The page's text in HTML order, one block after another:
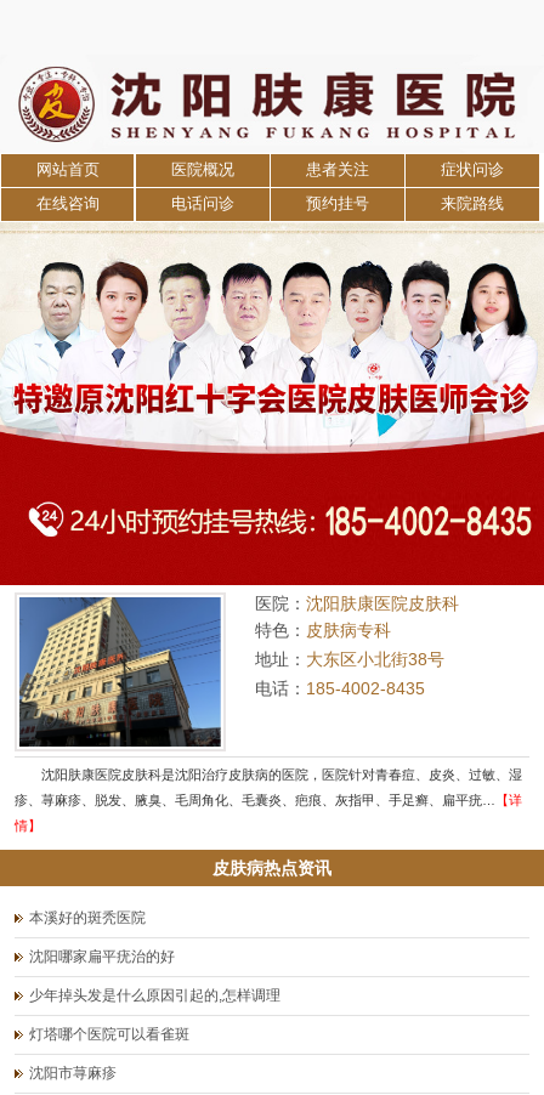
网站首页 医院概况 患者关注 症状问诊
在线咨询 电话问诊 预约挂号 来院路线
医院： 沈阳肤康医院皮肤科
特色： 皮肤病专科
地址： 大东区小北街38号
电话： 185-4002-8435
沈阳肤康医院皮肤科是沈阳治疗皮肤病的医院，医院针对青春痘、皮炎、过敏、湿
疹、荨麻疹、脱发、腋臭、毛周角化、毛囊炎、疤痕、灰指甲、手足癣、扁平疣…
【详
情】
皮肤病热点资讯
本溪好的斑秃医院
沈阳哪家扁平疣治的好
少年掉头发是什么原因引起的,怎样调理
灯塔哪个医院可以看雀斑
沈阳市荨麻疹